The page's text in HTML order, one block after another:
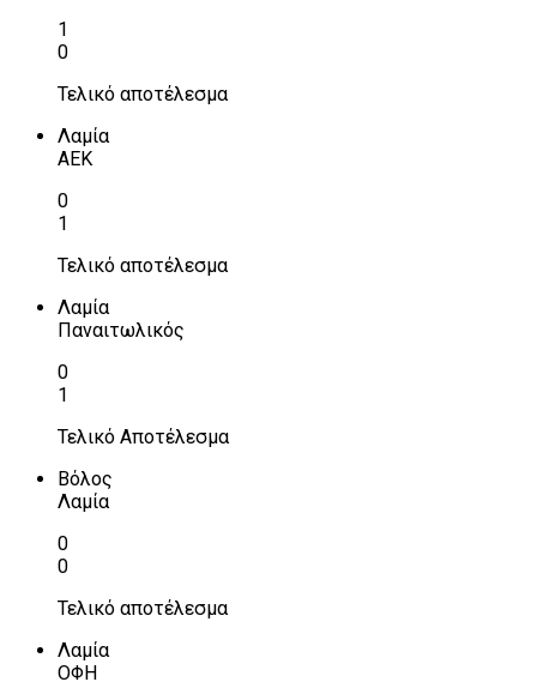
1
0
Τελικό αποτέλεσμα
Λαμία
ΑΕΚ
0
1
Τελικό αποτέλεσμα
Λαμία
Παναιτωλικός
0
1
Τελικό Αποτέλεσμα
Βόλος
Λαμία
0
0
Τελικό αποτέλεσμα
Λαμία
ΟΦΗ